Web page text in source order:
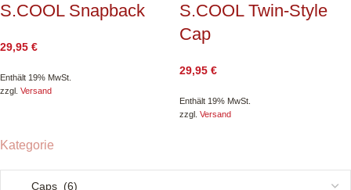
Kategorie
S.COOL Snapback
29,95 €
Enthält 19% MwSt.
zzgl. Versand
S.COOL Twin-Style
Cap
29,95 €
Enthält 19% MwSt.
zzgl. Versand